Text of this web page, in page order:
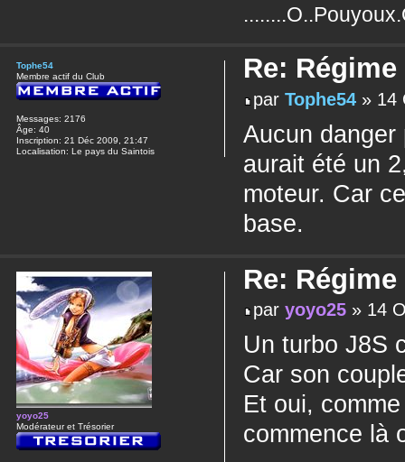
Re:
parTophe54 » 14
Aucun
aurait été un
moteur. Car
base.
Tophe54
Membre actif du Club
Messages: 2176
Âge: 40
Inscription: 21 Déc 2009, 21:47
Localisation: Le pays du Saintois
Re:
paryoyo25 » 14
Un turbo J8S
Car son
Et oui,
commence là
yoyo25
Modérateur et Trésorier